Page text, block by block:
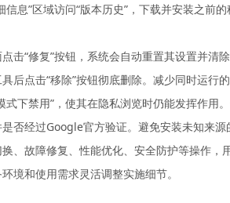
息”区域访问“版本历史”，下载并安装之前
“修复”按钮，系统会自动重置其设置并清
点击“移除”按钮彻底删除。减少同时运行
下禁用”，使其在隐私浏览时仍能发挥作用
经过Google官方验证。避免安装未知来源
、故障修复、性能优化、安全防护等操作
境和使用需求灵活调整实施细节。